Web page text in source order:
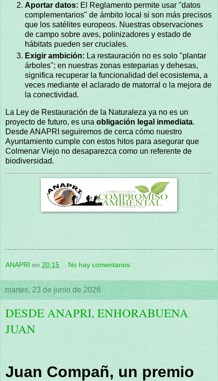
Aportar datos: El Reglamento permite usar "datos
complementarios" de ámbito local si son más precisos
que los satélites europeos. Nuestras observaciones
de campo sobre aves, polinizadores y estado de
hábitats pueden ser cruciales.
Exigir ambición: La restauración no es solo "plantar
árboles"; en nuestras zonas esteparias y dehesas,
significa recuperar la funcionalidad del ecosistema, a
veces mediante el aclarado de matorral o la mejora de
la conectividad.
La Ley de Restauración de la Naturaleza ya no es un
proyecto de futuro, es una obligación legal inmediata.
Desde ANAPRI seguiremos de cerca cómo nuestro
Ayuntamiento cumple con estos hitos para asegurar que
Colmenar Viejo no desaparezca como un referente de
biodiversidad.
ANAPRI en 20:15 No hay comentarios:
martes, 23 de junio de 2026
DESDE ANAPRI, ENHORABUENA
JUAN
Juan Compañ, un premio